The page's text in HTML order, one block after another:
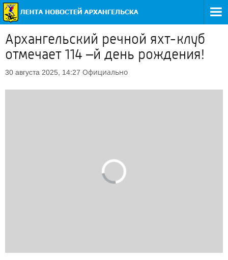
Архангельский речной яхт-клуб
отмечает 114 –й день рождения!
30 августа 2025, 14:27 Официально